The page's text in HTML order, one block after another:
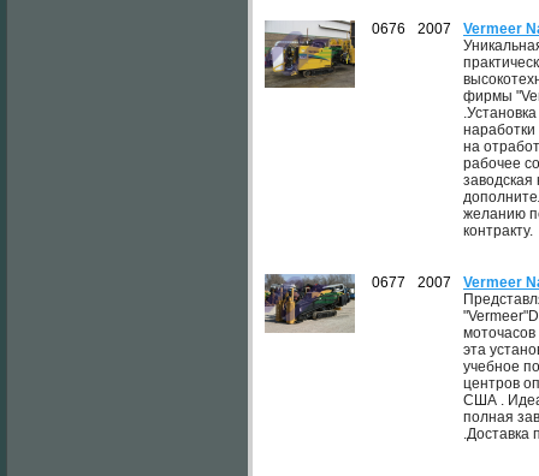
0676 2007
Vermeer
фирмы
на
рабочее
желанию
контракту.
0677 2007
Vermeer
эта
учебное
центров
США .
полная
.Доставка